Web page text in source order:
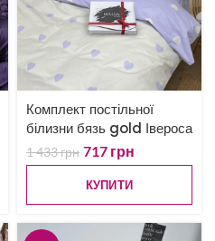
Комплект постільної
білизни бязь gold Івероса
1 433грн 717 грн
КУПИТИ